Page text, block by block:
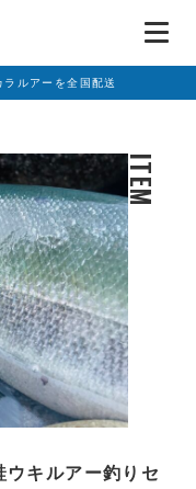
ルアーを全国配送
ITEM
ウキルアー釣りセ